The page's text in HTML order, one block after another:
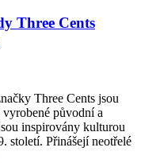
Three Cents
Three Cents jsou
původní a
inspirovány kulturou
století. Přinášejí neotřelé